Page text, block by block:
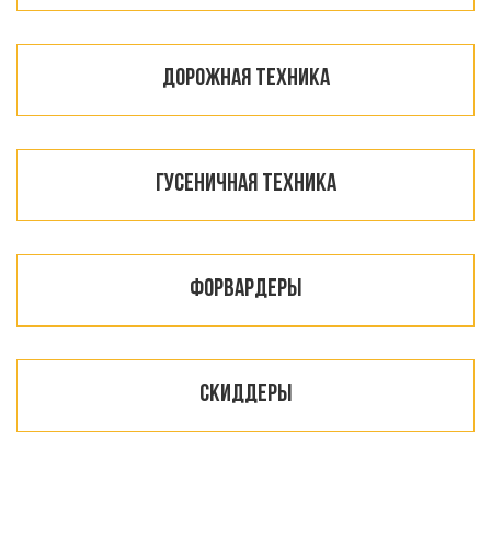
Дорожная техника
Гусеничная техника
Форвардеры
Скиддеры